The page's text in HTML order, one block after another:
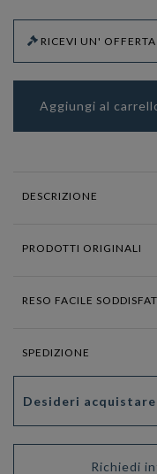
RICEVI UN'
Aggiungi al
DESCRIZIONE
PRODOTTI ORIGINALI
RESO FACILE
SPEDIZIONE
Desideri
Richiedi